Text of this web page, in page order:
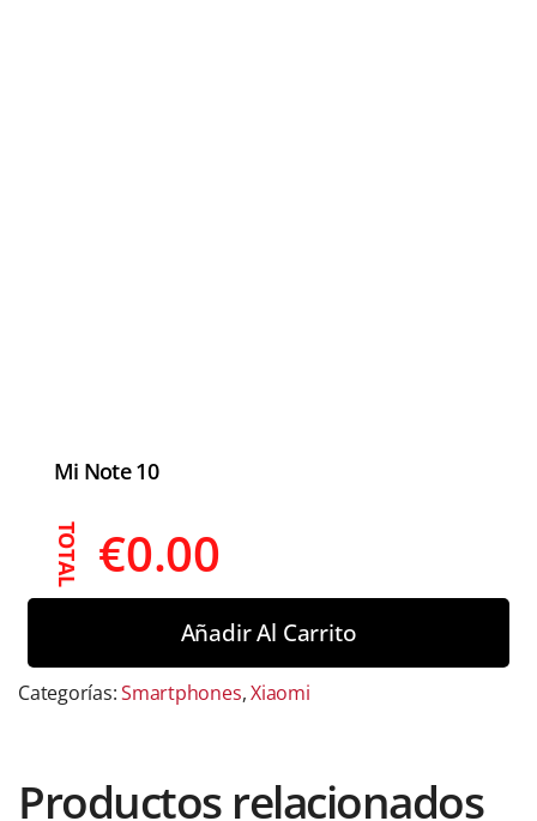
Mi Note 10
TOTAL €0.00
Añadir Al Carrito
Categorías:Smartphones,Xiaomi
Productos relacionados